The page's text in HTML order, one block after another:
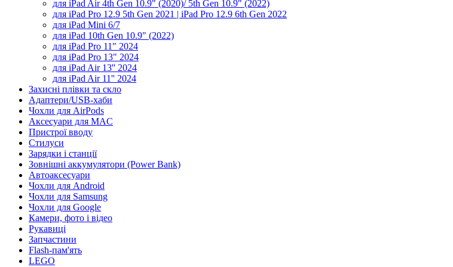
для iPad Air 4th Gen 10.9" (2020)/ 5th Gen 10.9" (2022)
для iPad Pro 12.9 5th Gen 2021 | iPad Pro 12.9 6th Gen 2022
для iPad Mini 6/7
для iPad 10th Gen 10.9" (2022)
для iPad Pro 11" 2024
для iPad Pro 13" 2024
для iPad Air 13'' 2024
для iPad Air 11'' 2024
Захисні плівки та скло
Адаптери/USB-хаби
Чохли для AirPods
Аксесуари для MAC
Пристрої вводу
Стилуси
Зарядки і станції
Зовнішні аккумулятори (Power Bank)
Автоаксесуари
Чохли для Android
Чохли для Samsung
Чохли для Google
Камери, фото і відео
Рукавиці
Запчастини
Flash-пам'ять
LEGO